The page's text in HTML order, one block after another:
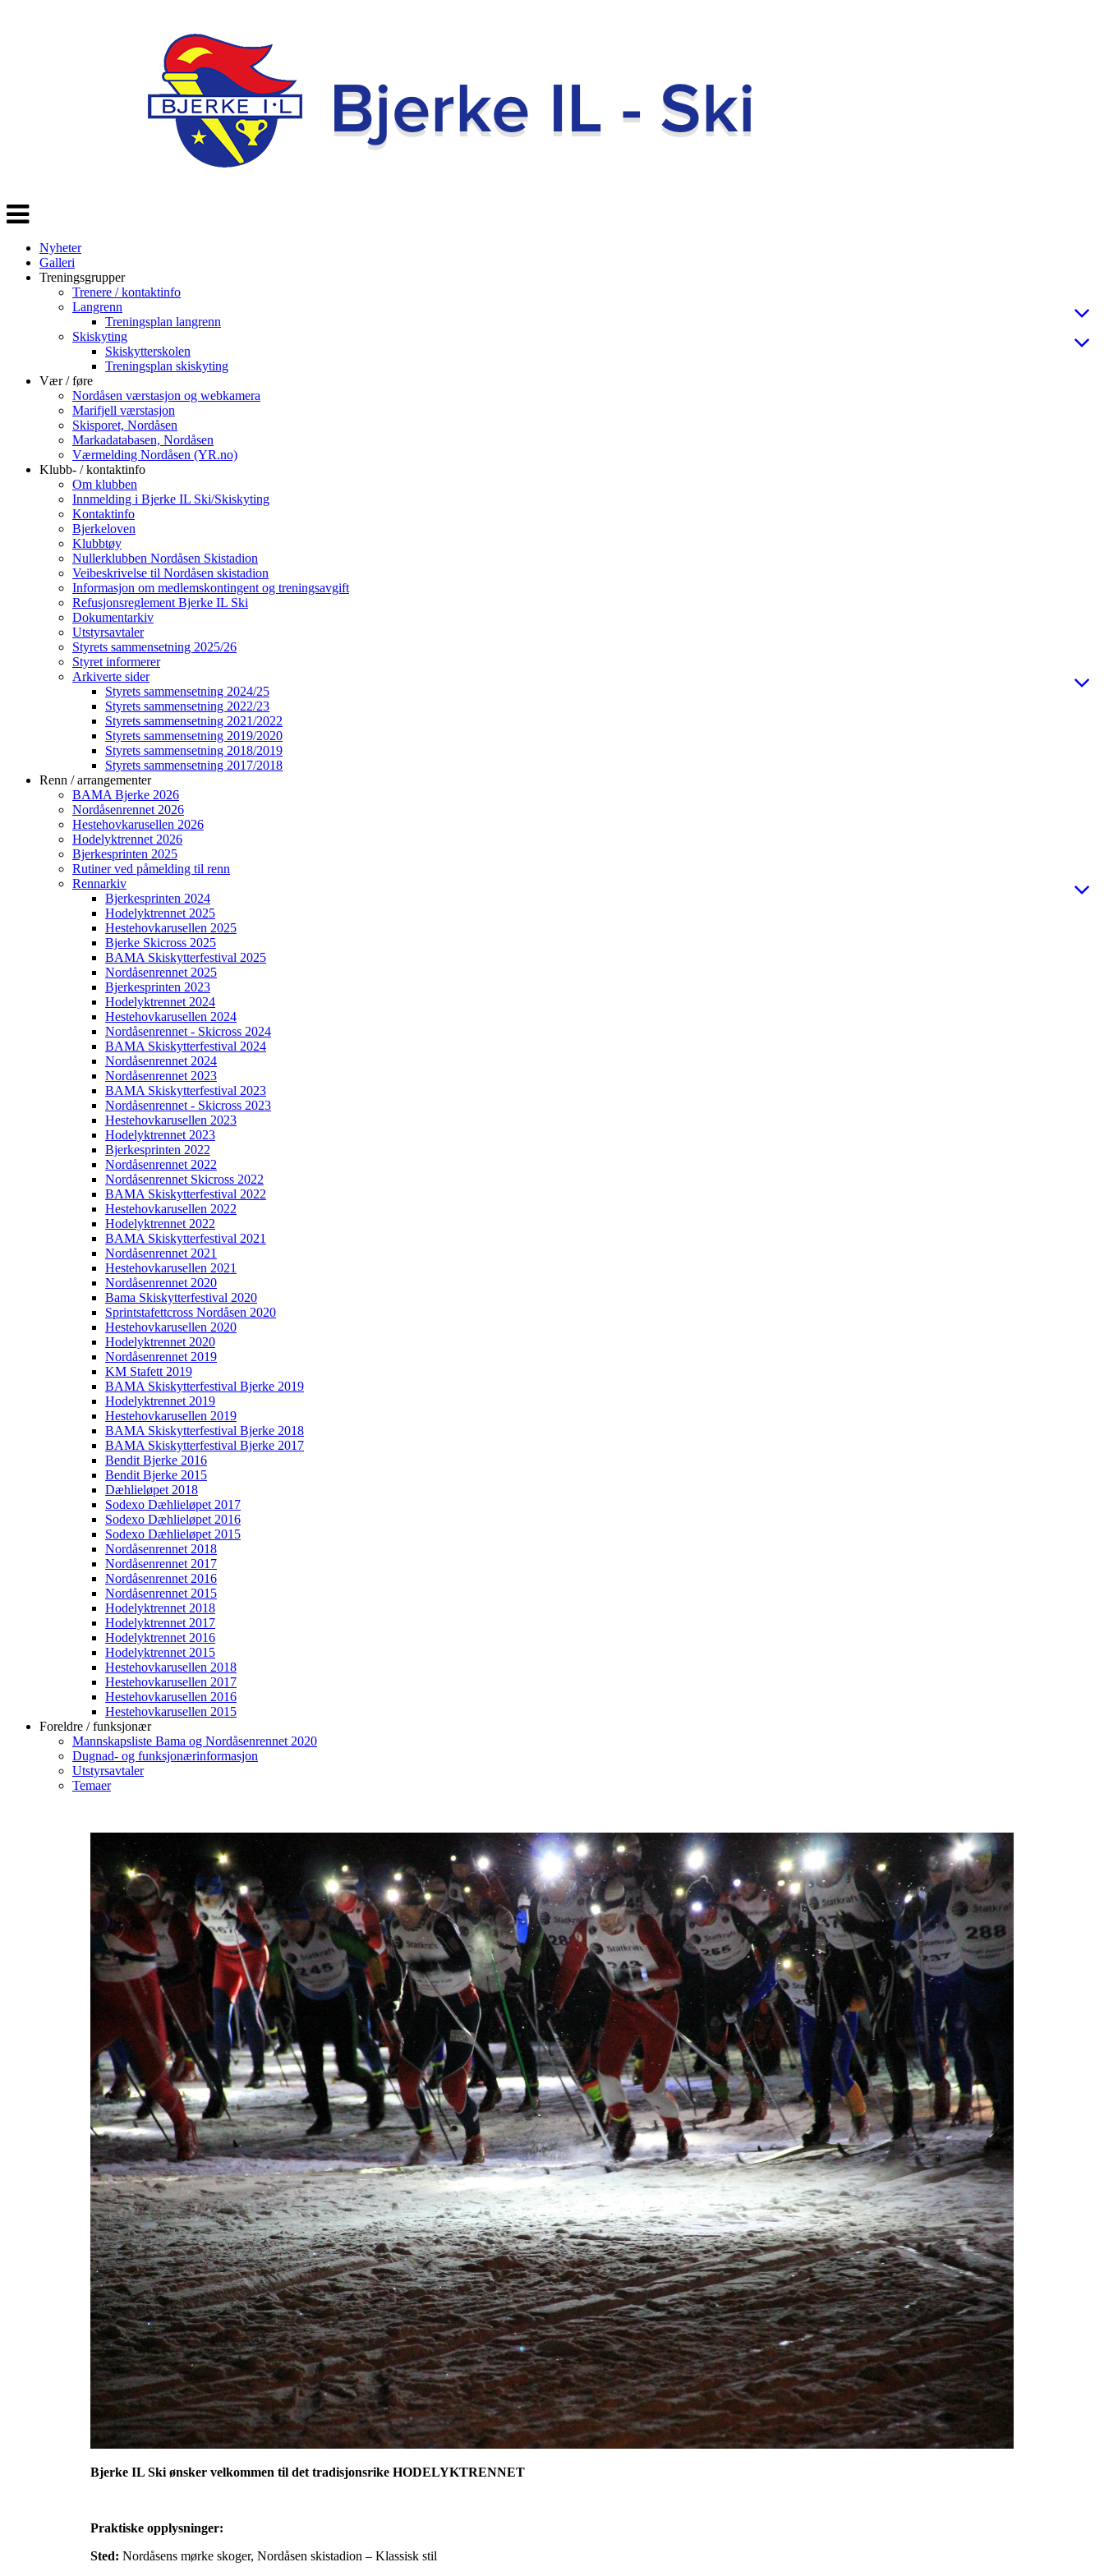
Veksle
navigasjon
Nyheter
Galleri
Treningsgrupper
Trenere / kontaktinfo
Langrenn
Treningsplan langrenn
Skiskyting
Skiskytterskolen
Treningsplan skiskyting
Vær / føre
Nordåsen værstasjon og webkamera
Marifjell værstasjon
Skisporet, Nordåsen
Markadatabasen, Nordåsen
Værmelding Nordåsen (YR.no)
Klubb- / kontaktinfo
Om klubben
Innmelding i Bjerke IL Ski/Skiskyting
Kontaktinfo
Bjerkeloven
Klubbtøy
Nullerklubben Nordåsen Skistadion
Veibeskrivelse til Nordåsen skistadion
Informasjon om medlemskontingent og treningsavgift
Refusjonsreglement Bjerke IL Ski
Dokumentarkiv
Utstyrsavtaler
Styrets sammensetning 2025/26
Styret informerer
Arkiverte sider
Styrets sammensetning 2024/25
Styrets sammensetning 2022/23
Styrets sammensetning 2021/2022
Styrets sammensetning 2019/2020
Styrets sammensetning 2018/2019
Styrets sammensetning 2017/2018
Renn / arrangementer
BAMA Bjerke 2026
Nordåsenrennet 2026
Hestehovkarusellen 2026
Hodelyktrennet 2026
Bjerkesprinten 2025
Rutiner ved påmelding til renn
Rennarkiv
Bjerkesprinten 2024
Hodelyktrennet 2025
Hestehovkarusellen 2025
Bjerke Skicross 2025
BAMA Skiskytterfestival 2025
Nordåsenrennet 2025
Bjerkesprinten 2023
Hodelyktrennet 2024
Hestehovkarusellen 2024
Nordåsenrennet - Skicross 2024
BAMA Skiskytterfestival 2024
Nordåsenrennet 2024
Nordåsenrennet 2023
BAMA Skiskytterfestival 2023
Nordåsenrennet - Skicross 2023
Hestehovkarusellen 2023
Hodelyktrennet 2023
Bjerkesprinten 2022
Nordåsenrennet 2022
Nordåsenrennet Skicross 2022
BAMA Skiskytterfestival 2022
Hestehovkarusellen 2022
Hodelyktrennet 2022
BAMA Skiskytterfestival 2021
Nordåsenrennet 2021
Hestehovkarusellen 2021
Nordåsenrennet 2020
Bama Skiskytterfestival 2020
Sprintstafettcross Nordåsen 2020
Hestehovkarusellen 2020
Hodelyktrennet 2020
Nordåsenrennet 2019
KM Stafett 2019
BAMA Skiskytterfestival Bjerke 2019
Hodelyktrennet 2019
Hestehovkarusellen 2019
BAMA Skiskytterfestival Bjerke 2018
BAMA Skiskytterfestival Bjerke 2017
Bendit Bjerke 2016
Bendit Bjerke 2015
Dæhlieløpet 2018
Sodexo Dæhlieløpet 2017
Sodexo Dæhlieløpet 2016
Sodexo Dæhlieløpet 2015
Nordåsenrennet 2018
Nordåsenrennet 2017
Nordåsenrennet 2016
Nordåsenrennet 2015
Hodelyktrennet 2018
Hodelyktrennet 2017
Hodelyktrennet 2016
Hodelyktrennet 2015
Hestehovkarusellen 2018
Hestehovkarusellen 2017
Hestehovkarusellen 2016
Hestehovkarusellen 2015
Foreldre / funksjonær
Mannskapsliste Bama og Nordåsenrennet 2020
Dugnad- og funksjonærinformasjon
Utstyrsavtaler
Temaer
Bjerke IL Ski ønsker velkommen til det tradisjonsrike HODELYKTRENNET
Praktiske opplysninger:
Sted: Nordåsens mørke skoger, Nordåsen skistadion – Klassisk stil